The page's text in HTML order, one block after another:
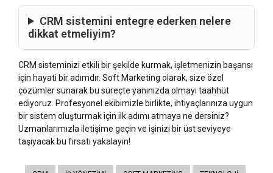
CRM sistemini entegre ederken nelere
dikkat etmeliyim?
CRM sisteminizi etkili bir şekilde kurmak, işletmenizin başarısı
için hayati bir adımdır. Soft Marketing olarak, size özel
çözümler sunarak bu süreçte yanınızda olmayı taahhüt
ediyoruz. Profesyonel ekibimizle birlikte, ihtiyaçlarınıza uygun
bir sistem oluşturmak için ilk adımı atmaya ne dersiniz?
Uzmanlarımızla iletişime geçin ve işinizi bir üst seviyeye
taşıyacak bu fırsatı yakalayın!